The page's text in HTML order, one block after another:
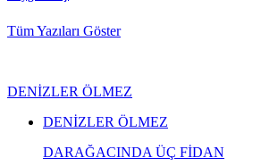
Tüm Yazıları Göster
DENİZLER ÖLMEZ
DENİZLER ÖLMEZ
DARAĞACINDA ÜÇ FİDAN